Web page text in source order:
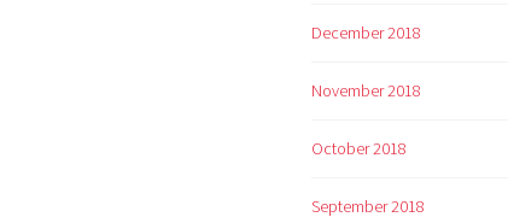
December 2018
November 2018
October 2018
September 2018